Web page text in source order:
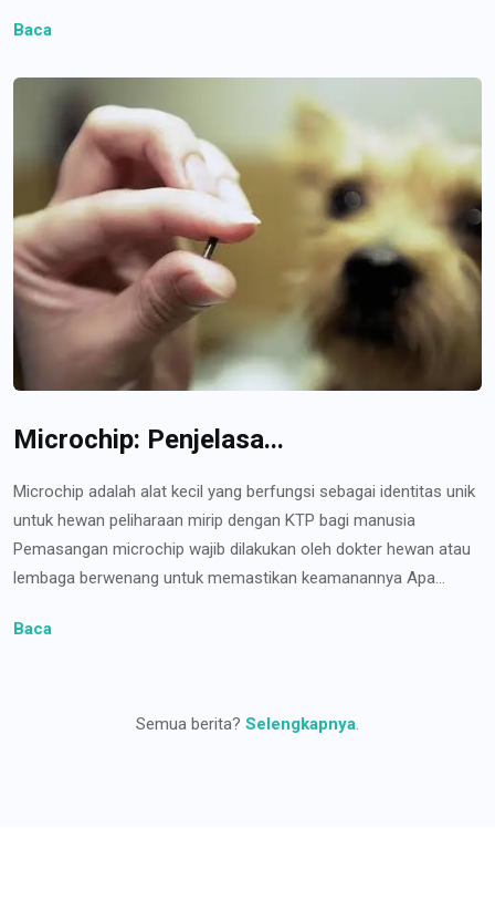
Baca
Microchip: Penjelasa...
Microchip adalah alat kecil yang berfungsi sebagai identitas unik
untuk hewan peliharaan mirip dengan KTP bagi manusia
Pemasangan microchip wajib dilakukan oleh dokter hewan atau
lembaga berwenang untuk memastikan keamanannya Apa...
Baca
Semua berita? Selengkapnya.